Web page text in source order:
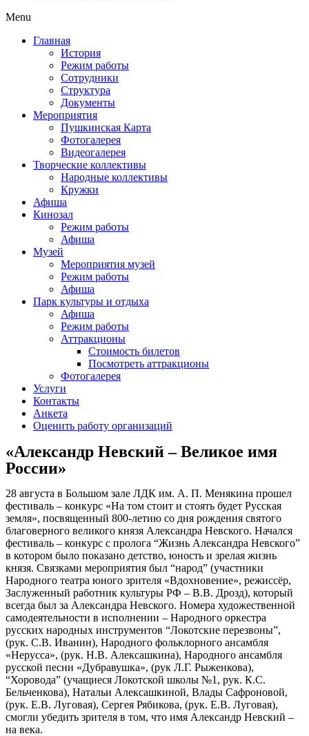
Menu
Главная
История
Режим работы
Сотрудники
Структура
Документы
Мероприятия
Пушкинская Карта
Фотогалерея
Видеогалерея
Творческие коллективы
Народные коллективы
Кружки
Афиша
Кинозал
Режим работы
Афиша
Музей
Мероприятия музей
Режим работы
Афиша
Парк культуры и отдыха
Афиша
Режим работы
Аттракционы
Стоимость билетов
Посмотреть аттракционы
Фотогалерея
Услуги
Контакты
Анкета
Оценить работу организаций
«Александр Невский – Великое имя
России»
28 августа в Большом зале ЛДК им. А. П. Менякина прошел
фестиваль – конкурс «На том стоит и стоять будет Русская
земля», посвященный 800-летию со дня рождения святого
благоверного великого князя Александра Невского. Начался
фестиваль – конкурс с пролога “Жизнь Александра Невского”
в котором было показано детство, юность и зрелая жизнь
князя. Связками мероприятия был “народ” (участники
Народного театра юного зрителя «Вдохновение», режиссёр,
Заслуженный работник культуры РФ – В.В. Дрозд), который
всегда был за Александра Невского. Номера художественной
самодеятельности в исполнении – Народного оркестра
русских народных инструментов “Локотские перезвоны”,
(рук. С.В. Иванин), Народного фольклорного ансамбля
«Нерусса», (рук. Н.В. Алексашкина), Народного ансамбля
русской песни «Дубравушка», (рук Л.Г. Рыженкова),
“Хоровода” (учащиеся Локотской школы №1, рук. К.С.
Бельченкова), Натальи Алексашкиной, Влады Сафроновой,
(рук. Е.В. Луговая), Сергея Рябикова, (рук. Е.В. Луговая),
смогли убедить зрителя в том, что имя Александр Невский –
на века.